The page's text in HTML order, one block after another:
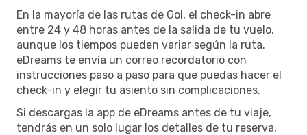
En la mayoría de las rutas de Gol, el check-in abre
entre 24 y 48 horas antes de la salida de tu vuelo,
aunque los tiempos pueden variar según la ruta.
eDreams te envía un correo recordatorio con
instrucciones paso a paso para que puedas hacer el
check-in y elegir tu asiento sin complicaciones.
Si descargas la app de eDreams antes de tu viaje,
tendrás en un solo lugar los detalles de tu reserva,